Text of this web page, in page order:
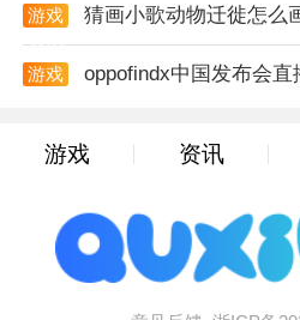
5. 隐藏内容：支持VR设备提
家可发现隐藏的“月光马戏团”
辑器创造自定义怪胎并分享至
操作技巧
高密度恐怖场景，这些区域通
具，如可暂时麻痹敌人的“畸
游戏
猜画小歌动物迁徙怎么
游戏
oppofindx中国发布会
游戏 资讯